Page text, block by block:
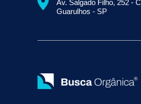
Empresa de Prospecção B2B
Divulgação Online
Atração de
Anunciar na Internet
Captar
Av. Salgado Filho, 252 -
Guarulhos - SP